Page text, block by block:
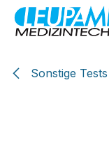
Zum Inhalt springen
Sonstige Tests